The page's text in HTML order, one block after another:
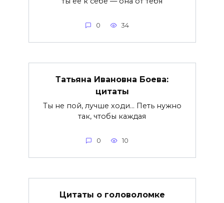
0 34
Татьяна Ивановна Боева:
цитаты
Ты не пой, лучше ходи… Петь нужно
так, чтобы каждая
0 10
Цитаты о головоломке